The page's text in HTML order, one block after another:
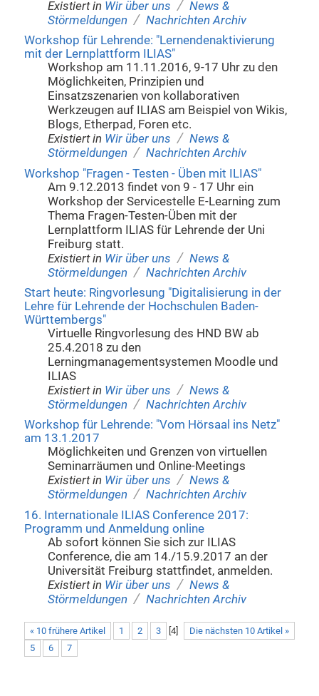
Existiert in Wir über uns / News &
Störmeldungen / Nachrichten Archiv
Workshop für Lehrende: "Lernendenaktivierung
mit der Lernplattform ILIAS"
Workshop am 11.11.2016, 9-17 Uhr zu den
Möglichkeiten, Prinzipien und
Einsatzszenarien von kollaborativen
Werkzeugen auf ILIAS am Beispiel von Wikis,
Blogs, Etherpad, Foren etc.
Existiert in Wir über uns / News &
Störmeldungen / Nachrichten Archiv
Workshop "Fragen - Testen - Üben mit ILIAS"
Am 9.12.2013 findet von 9 - 17 Uhr ein
Workshop der Servicestelle E-Learning zum
Thema Fragen-Testen-Üben mit der
Lernplattform ILIAS für Lehrende der Uni
Freiburg statt.
Existiert in Wir über uns / News &
Störmeldungen / Nachrichten Archiv
Start heute: Ringvorlesung "Digitalisierung in der
Lehre für Lehrende der Hochschulen Baden-
Württembergs"
Virtuelle Ringvorlesung des HND BW ab
25.4.2018 zu den
Lerningmanagementsystemen Moodle und
ILIAS
Existiert in Wir über uns / News &
Störmeldungen / Nachrichten Archiv
Workshop für Lehrende: "Vom Hörsaal ins Netz"
am 13.1.2017
Möglichkeiten und Grenzen von virtuellen
Seminarräumen und Online-Meetings
Existiert in Wir über uns / News &
Störmeldungen / Nachrichten Archiv
16. Internationale ILIAS Conference 2017:
Programm und Anmeldung online
Ab sofort können Sie sich zur ILIAS
Conference, die am 14./15.9.2017 an der
Universität Freiburg stattfindet, anmelden.
Existiert in Wir über uns / News &
Störmeldungen / Nachrichten Archiv
« 10 frühere Artikel Die nächsten 10 Artikel »
1 2 3 4]
5
6 7